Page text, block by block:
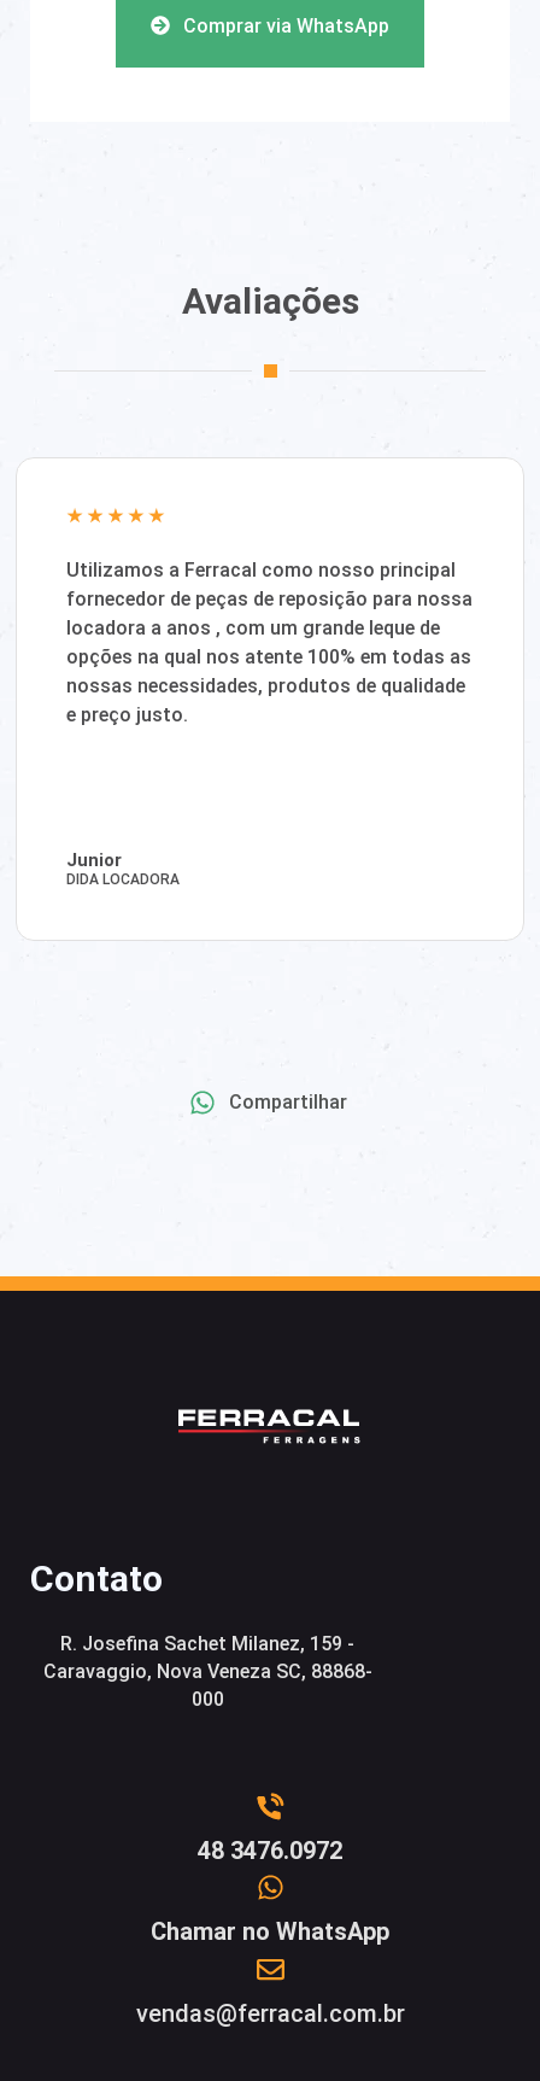
Comprar via WhatsApp
Avaliações
Utilizamos a Ferracal como nosso principal
fornecedor de peças de reposição para nossa
locadora a anos , com um grande leque de
opções na qual nos atente 100% em todas as
nossas necessidades, produtos de qualidade
e preço justo.
Junior
DIDA LOCADORA
Compartilhar
Contato
R. Josefina Sachet Milanez, 159 -
Caravaggio, Nova Veneza SC, 88868-
000
48 3476.0972
Chamar no WhatsApp
vendas@ferracal.com.br